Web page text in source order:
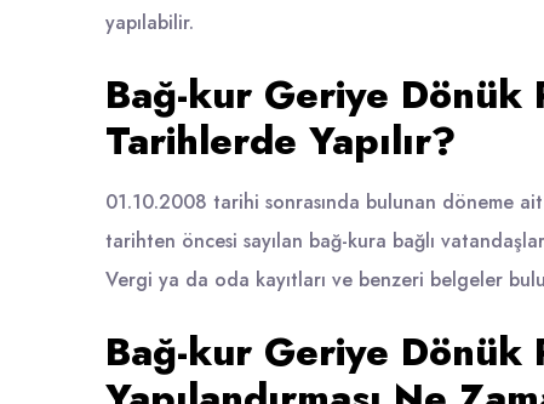
yapılabilir.
Bağ-kur Geriye Dönük
Tarihlerde Yapılır?
01.10.2008 tarihi sonrasında bulunan döneme
tarihten öncesi sayılan bağ-kura bağlı
Vergi ya da oda kayıtları ve benzeri belgeler
Bağ-kur Geriye Dönük